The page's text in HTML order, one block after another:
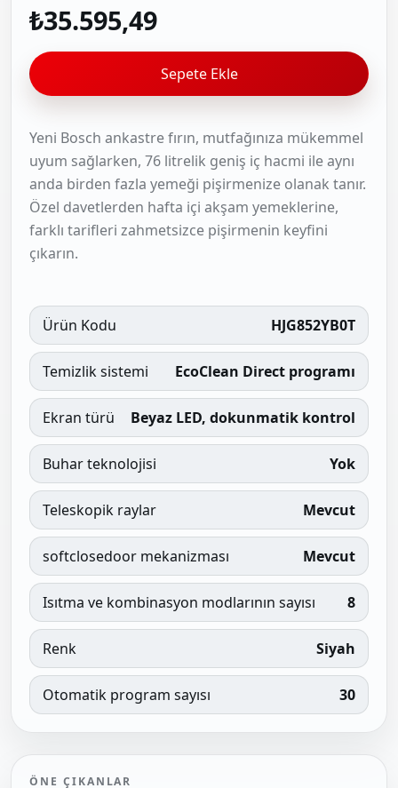
₺35.595,49
Sepete Ekle
Yeni Bosch ankastre fırın, mutfağınıza mükemmel
uyum sağlarken, 76 litrelik geniş iç hacmi ile aynı
anda birden fazla yemeği pişirmenize olanak tanır.
Özel davetlerden hafta içi akşam yemeklerine,
farklı tarifleri zahmetsizce pişirmenin keyfini
çıkarın.
Ürün Kodu HJG852YB0T
Temizlik sistemi EcoClean Direct programı
Ekran türü Beyaz LED, dokunmatik kontrol
Buhar teknolojisi Yok
Teleskopik raylar Mevcut
softclosedoor mekanizması Mevcut
Isıtma ve kombinasyon modlarının sayısı 8
Renk Siyah
Otomatik program sayısı 30
ÖNE ÇIKANLAR